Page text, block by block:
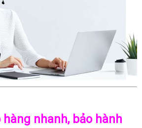
hàng nhanh, bảo hành